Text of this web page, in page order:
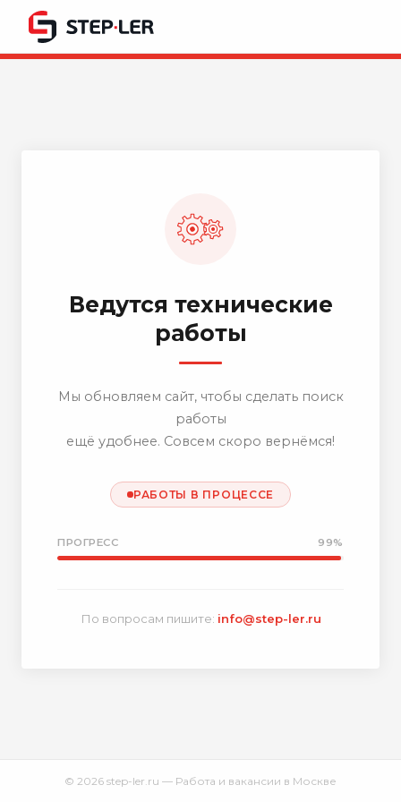
Ведутся технические
работы
Мы обновляем сайт, чтобы сделать поиск
работы
ещё удобнее. Совсем скоро вернёмся!
РАБОТЫ В ПРОЦЕССЕ
ПРОГРЕСС 99%
По вопросам пишите: info@step-ler.ru
© 2026 step-ler.ru — Работа и вакансии в Москве